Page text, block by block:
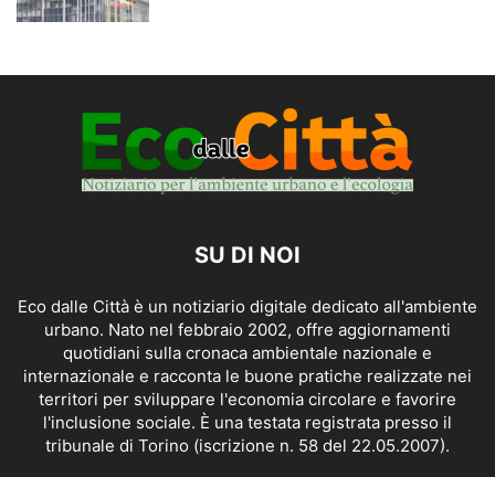
SU DI NOI
Eco dalle Città è un notiziario digitale dedicato all'ambiente
urbano. Nato nel febbraio 2002, offre aggiornamenti
quotidiani sulla cronaca ambientale nazionale e
internazionale e racconta le buone pratiche realizzate nei
territori per sviluppare l'economia circolare e favorire
l'inclusione sociale. È una testata registrata presso il
tribunale di Torino (iscrizione n. 58 del 22.05.2007).